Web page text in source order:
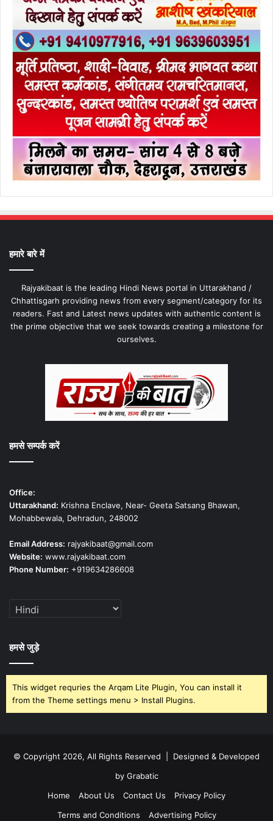
हमारे बारे में
Rajyakibaat is the leading Hindi News portal in Uttarakhand /
Chhattisgarh providing news from every segment/category for its
readers. Fast and Latest news updates with authentic content is
the prime objective that we seek towards creating a milestone for
ourselves.
हमसे सम्पर्क करें
Office:
Uttarakhand: Krishna Enclave, Near- Geeta Satsang Bhawan,
Mohabbewala, Dehradun, 248002
Email Address: rajyakibaat@gmail.com
Website: www.rajyakibaat.com
Phone Number: +919634286608
हमसे जुड़े
This widget requries the Arqam Lite Plugin, You can install it
from the Theme settings menu > Install Plugins.
© Copyright 2026, All Rights Reserved | Designed & Developed
by Grabatic
Home
About Us Contact Us
Privacy Policy
Terms and Conditions
Advertising Policy